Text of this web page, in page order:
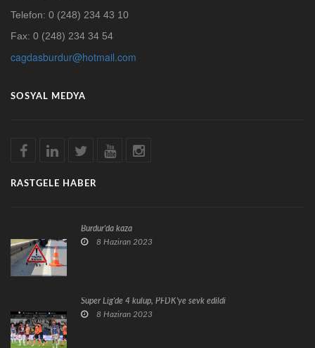
Telefon: 0 (248) 234 43 10
Fax: 0 (248) 234 34 54
cagdasburdur@hotmail.com
SOSYAL MEDYA
RASTGELE HABER
Burdur'da kaza
8 Haziran 2023
Süper Lig'de 4 kulüp, PFDK'ye sevk edildi
8 Haziran 2023